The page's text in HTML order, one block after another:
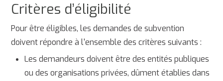
Critères d’éligibilité
Pour être éligibles, les demandes de subvention
doivent répondre à l'ensemble des critères suivants :
Les demandeurs doivent être des entités publiques
ou des organisations privées, dûment établies dans